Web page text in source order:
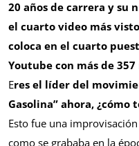
20 años de carrera y su
el cuarto video más
coloca en el cuarto
Youtube con más de
Eres el líder del
Gasolina” ahora, ¿cómo
Esto fue una
como se grababa en la